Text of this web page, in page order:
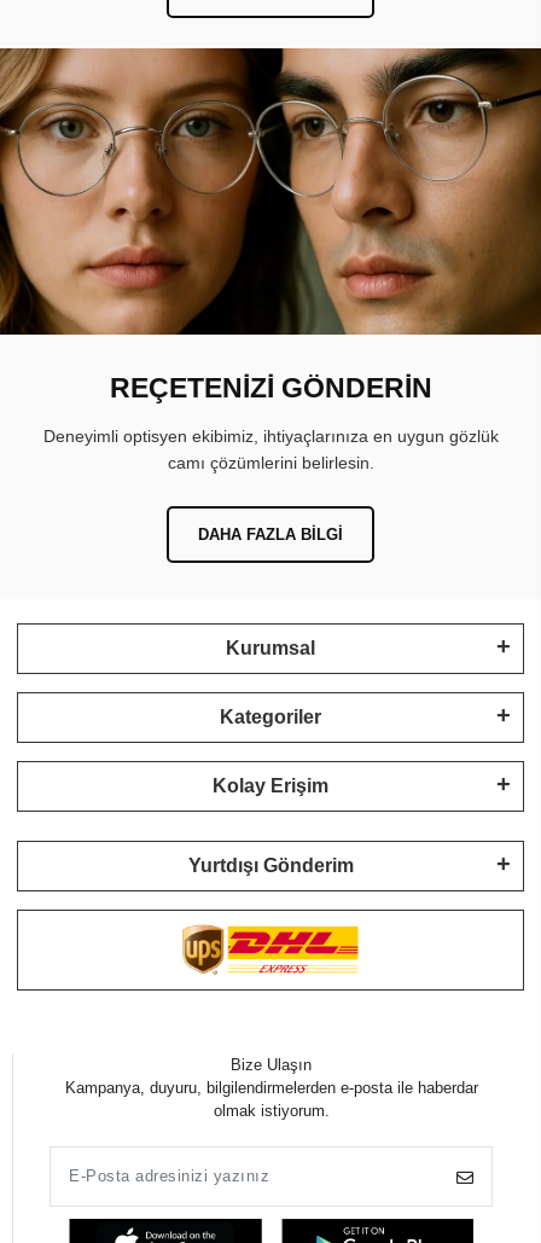
REÇETENİZİ GÖNDERİN
Deneyimli optisyen ekibimiz, ihtiyaçlarınıza en uygun gözlük
camı çözümlerini belirlesin.
DAHA FAZLA BILGI
Kurumsal
Kategoriler
Kolay Erişim
Yurtdışı Gönderim
Bize Ulaşın
Kampanya, duyuru, bilgilendirmelerden e-posta ile haberdar
olmak istiyorum.